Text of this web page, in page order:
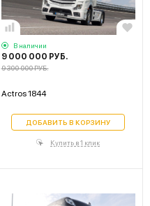
В наличии
9 000 000 РУБ.
9 300 000 РУБ.
Actros 1844
ДОБАВИТЬ В КОРЗИНУ
Купить в 1 клик